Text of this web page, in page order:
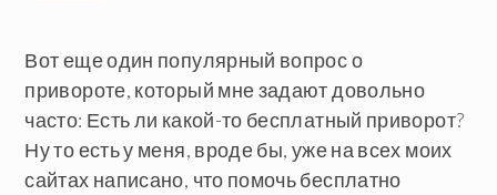
Вот еще один популярный вопрос о
привороте, который мне задают довольно
часто: Есть ли какой-то бесплатный приворот?
Ну то есть у меня, вроде бы, уже на всех моих
сайтах написано, что помочь бесплатно